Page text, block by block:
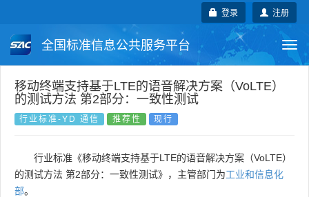
注册
登录
全国标准信息公共服务平台
国家标准 行业标准 地方标准
团体标准 企业标准
国外标准 技术委员会
移动终端支持基于LTE的语音解决方案（VoLTE）
的测试方法 第2部分：一致性测试
行业标准-YD 通信 推荐性 现行
行业标准《移动终端支持基于LTE的语音解决方案（VoLTE）
的测试方法 第2部分：一致性测试》，主管部门为工业和信息化
部。